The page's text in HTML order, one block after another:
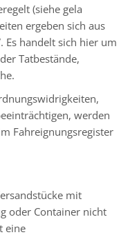
(siehe gela
ergeben sich aus
Es handelt sich hier um
Tatbestände,
werden
Fahreignungsregister
mit
oder Container nicht
eine